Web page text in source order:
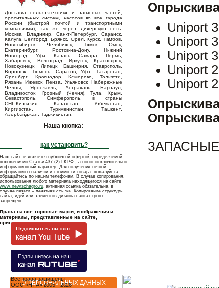
Доставка сельхозтехники и запасных частей,
оросительных систем, насосов во все города
России (быстрой почтой и транспортными
компаниями), так же через дилерскую сеть:
Москва, Владимир, Санкт-Петербург, Саранск,
Калуга, Белгород, Брянск, Орел, Курск, Тамбов,
Новосибирск, Челябинск, Томск, Омск,
Екатеринбург, Ростов-на-Дону, Нижний
Новгород, Уфа, Казань, Самара, Пермь,
Хабаровск, Волгоград, Иркутск, Красноярск,
Новокузнецк, Липецк, Башкирия, Ставрополь,
Воронеж, Тюмень, Саратов, Уфа, Татарстан,
Оренбург, Краснодар, Кемерово, Тольятти,
Рязань, Ижевск, Пенза, Ульяновск, Набережные
Челны, Ярославль, Астрахань, Барнаул,
Владивосток, Грозный (Чечня), Тула, Крым,
Севастополь, Симферополь, в страны
СНГ:Киргизия, Казахстан, Узбекистан,
Киргизстан, Туркменистан, Ташкент,
Азербайджан, Таджикистан.
Наша кнопка:
как установить?
Наш сайт не является публичной офертой, определяемой
положениями Статьи 437 (2) ГК РФ., а носит исключительно
информационный характер. Для получения точной
информации о наличии и стоимости товара, пожалуйста,
обращайтесь по нашим телефонам. В случае копирования,
использования любого материала находящегося на сайте
www.newtechagro.ru, активная ссылка обязательна, в
случае печати – печатная ссылка. Копирование структуры
сайта, идей или элементов дизайна сайта строго
запрещено.
Права на все торговые марки, изображения и
материалы, представленные на сайте,
принадлежат их владельцам.
Uniport
Uniport
Uniport
Uniport
Uniport
ЗАПАСНЫЕ
О ПЕРСОНАЛЬНЫХ ДАННЫХ
Все права защищены
OOO «НТА» 2005 - 2026